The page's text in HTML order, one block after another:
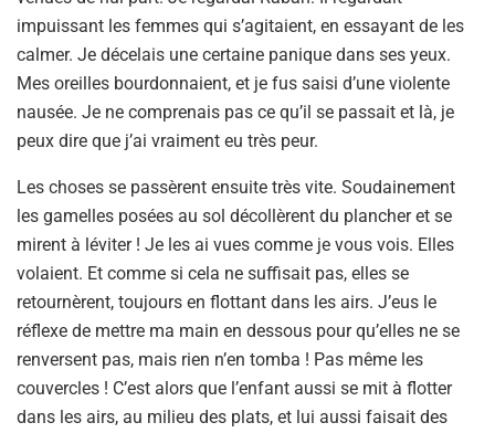
impuissant les femmes qui s’agitaient, en essayant de les
calmer. Je décelais une certaine panique dans ses yeux.
Mes oreilles bourdonnaient, et je fus saisi d’une violente
nausée. Je ne comprenais pas ce qu’il se passait et là, je
peux dire que j’ai vraiment eu très peur.
Les choses se passèrent ensuite très vite. Soudainement
les gamelles posées au sol décollèrent du plancher et se
mirent à léviter ! Je les ai vues comme je vous vois. Elles
volaient. Et comme si cela ne suffisait pas, elles se
retournèrent, toujours en flottant dans les airs. J’eus le
réflexe de mettre ma main en dessous pour qu’elles ne se
renversent pas, mais rien n’en tomba ! Pas même les
couvercles ! C’est alors que l’enfant aussi se mit à flotter
dans les airs, au milieu des plats, et lui aussi faisait des